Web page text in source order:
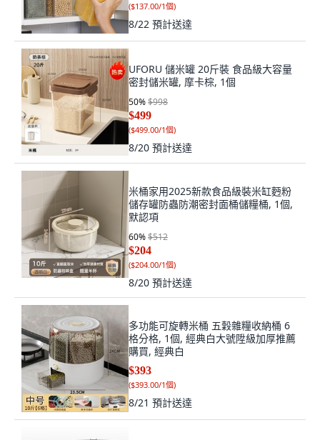
($137.00/1個)
8/22 預計送達
UFORU 儲米罐 20斤裝 食品級大容量
密封儲米罐, 摩卡棕, 1個
50%$998
$499
($499.00/1個)
8/20 預計送達
米桶家用2025新款食品級裝米缸麪粉
儲存罐防蟲防潮密封面桶儲糧桶, 1個,
默認項
60%$512
$204
($204.00/1個)
8/20 預計送達
多功能可旋轉米桶 五穀雜糧收納桶 6
格分格, 1個, 經典白大號陞級加厚推薦
購買, 經典白
$393
($393.00/1個)
8/21 預計送達